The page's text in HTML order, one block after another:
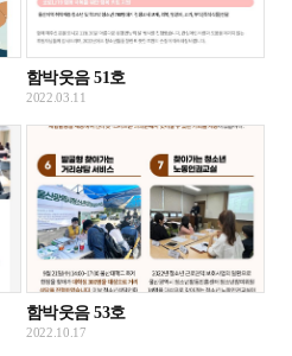
함박웃음 51호
2022.03.11
함박웃음 53호
2022.10.17